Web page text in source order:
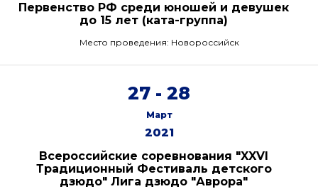
Первенство РФ среди юношей и девушек
до 15 лет (ката-группа)
Место проведения: Новороссийск
27 - 28
Март
2021
Всероссийские соревнования "XXVI
Традиционный Фестиваль детского
дзюдо" Лига дзюдо "Аврора"